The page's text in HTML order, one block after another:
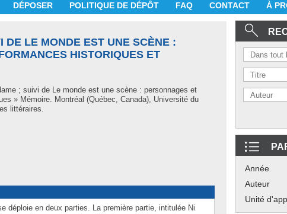
DÉPOSER POLITIQUE DE DÉPÔT FAQ CONTACT À
DE LE MONDE EST UNE SCÈNE :
HISTORIQUES ET
; suivi de Le monde est une scène : personnages et
» Mémoire. Montréal (Québec, Canada), Université du
littéraires.
déploie en deux parties. La première partie, intitulée Ni
Année
Auteur
Unité